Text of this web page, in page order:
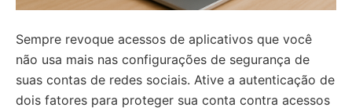
Sempre revoque acessos de aplicativos que você
não usa mais nas configurações de segurança de
suas contas de redes sociais. Ative a autenticação de
dois fatores para proteger sua conta contra acessos